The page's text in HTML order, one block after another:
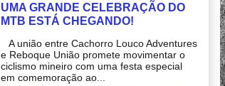
UMA GRANDE CELEBRAÇÃO DO
MTB ESTÁ CHEGANDO!
A união entre Cachorro Louco Adventures
e Reboque União promete movimentar o
ciclismo mineiro com uma festa especial
em comemoração ao...